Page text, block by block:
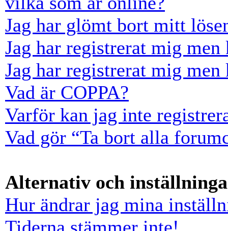
Jag har glömt bort mitt
Jag har registrerat mig
Jag har registrerat mig
Vad är COPPA?
Varför kan jag inte
Vad gör “Ta bort alla
Alternativ och
Hur ändrar jag mina